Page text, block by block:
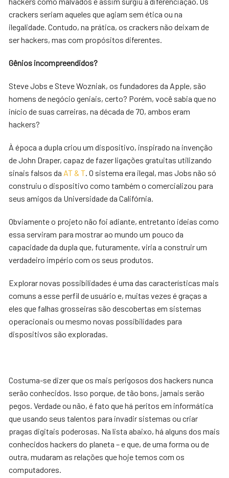
crackers seriam aqueles que agiam sem ética ou na
ilegalidade. Contudo, na prática, os crackers não deixam de
ser hackers, mas com propósitos diferentes.
Gênios incompreendidos?
Steve Jobs e Steve Wozniak, os fundadores da Apple, são
homens de negócio geniais, certo? Porém, você sabia que no
início de suas carreiras, na década de 70, ambos eram
hackers?
À época a dupla criou um dispositivo, inspirado na invenção
de John Draper, capaz de fazer ligações gratuitas utilizando
sinais falsos da AT & T. O sistema era ilegal, mas Jobs não só
construiu o dispositivo como também o comercializou para
seus amigos da Universidade da Califórnia.
Obviamente o projeto não foi adiante, entretanto ideias como
essa serviram para mostrar ao mundo um pouco da
capacidade da dupla que, futuramente, viria a construir um
verdadeiro império com os seus produtos.
Explorar novas possibilidades é uma das características mais
comuns a esse perfil de usuário e, muitas vezes é graças a
eles que falhas grosseiras são descobertas em sistemas
operacionais ou mesmo novas possibilidades para
dispositivos são exploradas.
Costuma-se dizer que os mais perigosos dos hackers nunca
serão conhecidos. Isso porque, de tão bons, jamais serão
pegos. Verdade ou não, é fato que há peritos em informática
que usando seus talentos para invadir sistemas ou criar
pragas digitais poderosas. Na lista abaixo, há alguns dos mais
conhecidos hackers do planeta – e que, de uma forma ou de
outra, mudaram as relações que hoje temos com os
computadores.